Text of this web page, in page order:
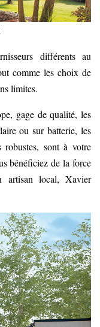
différents au
comme les choix de
limites.
gage de qualité, les
ou sur batterie, les
sont à votre
bénéficiez de la force
artisan local, Xavier